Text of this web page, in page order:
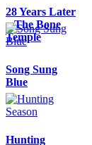
28 Years Later
– The Bone
Temple
Song Sung
Blue
Hunting